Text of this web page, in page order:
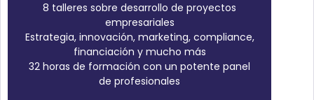
8 talleres sobre desarrollo de proyectos
empresariales
Estrategia, innovación, marketing, compliance,
financiación y mucho más
32 horas de formación con un potente panel
de profesionales